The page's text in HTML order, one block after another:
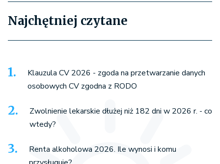
Najchętniej czytane
Klauzula CV 2026 - zgoda na przetwarzanie danych
osobowych CV zgodna z RODO
Zwolnienie lekarskie dłużej niż 182 dni w 2026 r. - co
wtedy?
Renta alkoholowa 2026. Ile wynosi i komu